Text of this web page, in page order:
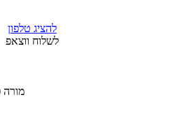
להציג טלפון
לשלוח ווצאפ